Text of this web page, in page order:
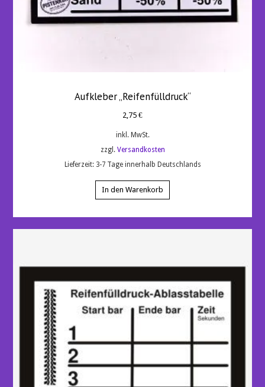
Aufkleber „Reifenfülldruck“
2,75 €
inkl. MwSt.
zzgl. Versandkosten
Lieferzeit: 3-7 Tage innerhalb Deutschlands
In den Warenkorb